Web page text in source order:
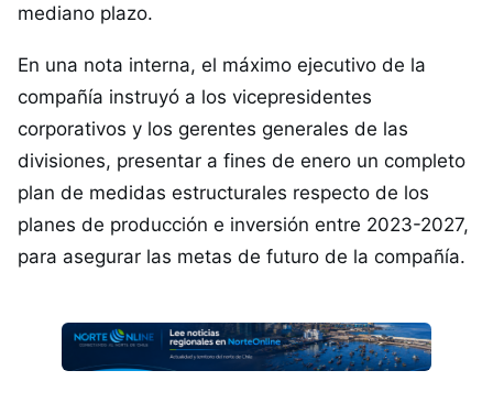
mediano plazo.
En una nota interna, el máximo ejecutivo de la
compañía instruyó a los vicepresidentes
corporativos y los gerentes generales de las
divisiones, presentar a fines de enero un completo
plan de medidas estructurales respecto de los
planes de producción e inversión entre 2023-2027,
para asegurar las metas de futuro de la compañía.